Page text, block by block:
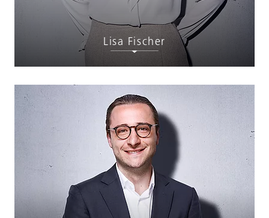
Lisa Fischer